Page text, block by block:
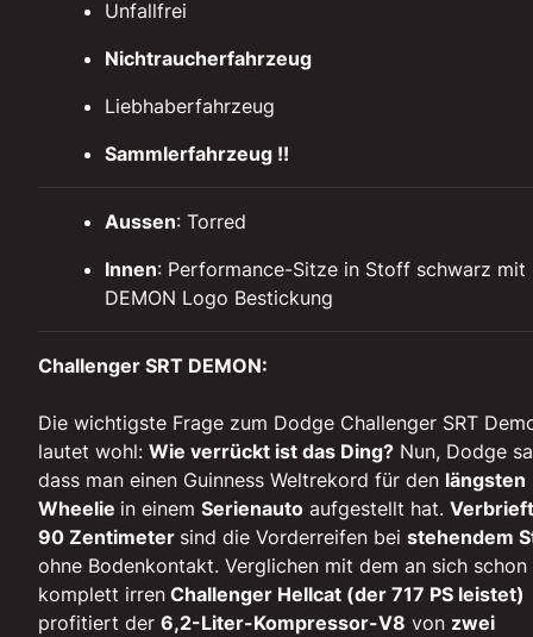
Unfallfrei
Nichtraucherfahrzeug
Liebhaberfahrzeug
Sammlerfahrzeug !!
Aussen: Torred
Innen: Performance-Sitze in Stoff schwarz mit
DEMON Logo Bestickung
Challenger SRT DEMON:
Die wichtigste Frage zum Dodge Challenger SRT
lautet wohl: Wie verrückt ist das Ding? Nun, Dodge
dass man einen Guinness Weltrekord für den längsten
Wheelie in einem Serienauto aufgestellt hat.
90 Zentimeter sind die Vorderreifen bei stehendem
ohne Bodenkontakt. Verglichen mit dem an sich schon
komplett irren Challenger Hellcat (der 717 PS leistet)
profitiert der 6,2-Liter-Kompressor-V8 von zwei